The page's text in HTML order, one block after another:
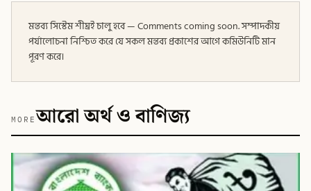
মন্তব্য সিস্টেম শীঘ্রই চালু হবে — Comments coming soon. সম্পাদকীয়
পর্যালোচনা নিশ্চিত করে যে সকল মন্তব্য প্রকাশের আগে কমিউনিটি মান
পূরণ করে।
MOREআরো অর্থ ও বাণিজ্য